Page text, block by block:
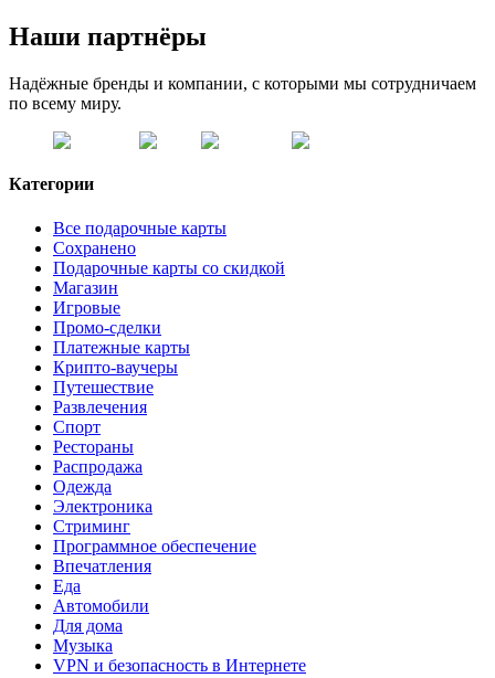
Наши партнёры
Надёжные бренды и компании, с которыми мы сотрудничаем
по всему миру.
Категории
Все подарочные карты
Сохранено
Подарочные карты со скидкой
Магазин
Игровые
Промо-сделки
Платежные карты
Крипто-ваучеры
Путешествие
Развлечения
Спорт
Рестораны
Распродажа
Одежда
Электроника
Стриминг
Программное обеспечение
Впечатления
Еда
Автомобили
Для дома
Музыка
VPN и безопасность в Интернете